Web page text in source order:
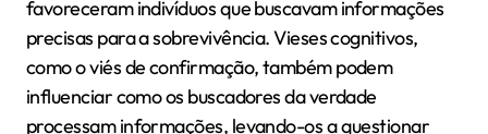
favoreceram indivíduos que buscavam informações
precisas para a sobrevivência. Vieses cognitivos,
como o viés de confirmação, também podem
influenciar como os buscadores da verdade
processam informações, levando-os a questionar